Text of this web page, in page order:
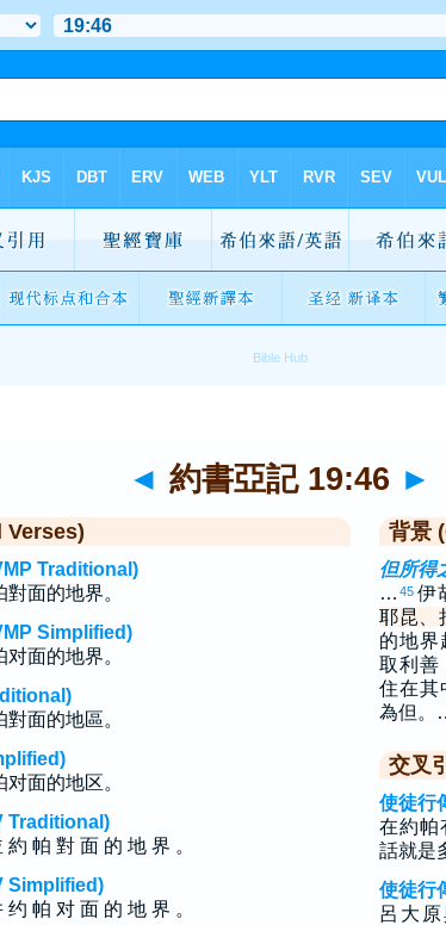
◄ 約書亞記 19:46 ►
Verses)
Traditional)
面的地界。
Simplified)
面的地界。
面的地區。
面的地区。
Traditional)
帕 對 面 的 地 界 。
Simplified)
帕 对 面 的 地 界 。
背景
但所得
… 45 伊
耶昆、
的地界
取利善
住在其
為但。
交叉
使徒行
在約帕
話就是
使徒行
呂大